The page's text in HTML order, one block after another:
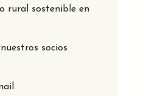
rural sostenible en
socios